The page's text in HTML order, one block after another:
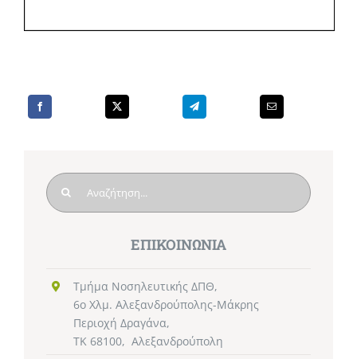
Search
for:
ΕΠΙΚΟΙΝΩΝΙΑ
Τμήμα Νοσηλευτικής ΔΠΘ,
6ο Χλμ. Αλεξανδρούπολης-Μάκρης
Περιοχή Δραγάνα,
TK 68100, Αλεξανδρούπολη